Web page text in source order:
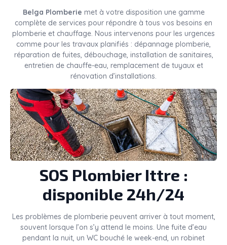
Belga Plomberie met à votre disposition une gamme
complète de services pour répondre à tous vos besoins en
plomberie et chauffage. Nous intervenons pour les urgences
comme pour les travaux planifiés : dépannage plomberie,
réparation de fuites, débouchage, installation de sanitaires,
entretien de chauffe-eau, remplacement de tuyaux et
rénovation d’installations.
SOS Plombier Ittre :
disponible 24h/24
Les problèmes de plomberie peuvent arriver à tout moment,
souvent lorsque l’on s’y attend le moins. Une fuite d’eau
pendant la nuit, un WC bouché le week-end, un robinet